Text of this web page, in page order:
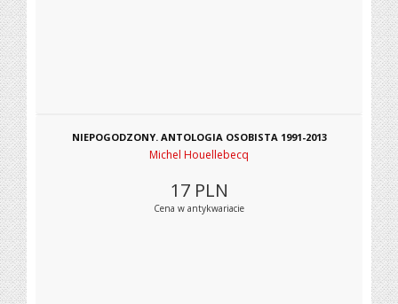
NIEPOGODZONY. ANTOLOGIA OSOBISTA 1991-2013
Michel Houellebecq
17 PLN
Cena w antykwariacie